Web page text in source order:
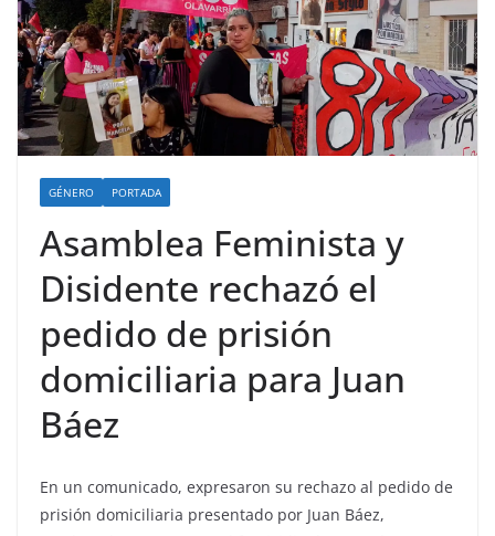
GÉNERO PORTADA
Asamblea Feminista y
Disidente rechazó el
pedido de prisión
domiciliaria para Juan
Báez
En un comunicado, expresaron su rechazo al pedido de
prisión domiciliaria presentado por Juan Báez,